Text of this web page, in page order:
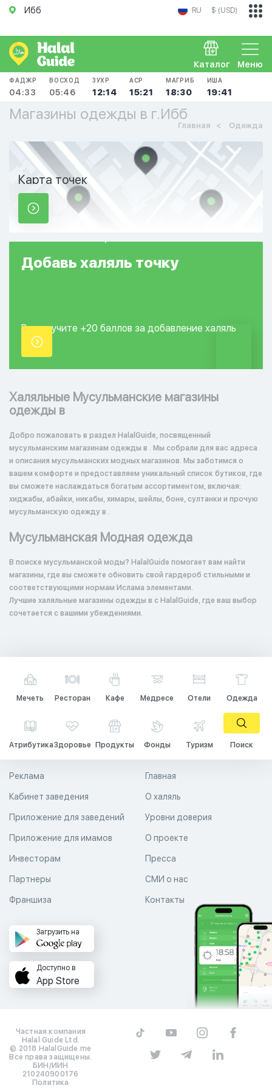
Ибб RU $ (USD)
Меню
Каталог
ФАДЖР
04:33
ВОСХОД
05:46
ЗУХР
12:14
АСР
15:21
МАГРИБ
18:30
ИША
19:41
Магазины одежды в г.Ибб
Главная Одежда
Карта точек
Добавь халяль точку
Вы получите +20 баллов за добавление халяль
точки.
Халяльные Мусульманские магазины
одежды в
Добро пожаловать в раздел HalalGuide, посвященный
мусульманским магазинам одежды в . Мы собрали для вас адреса
и описания мусульманских модных магазинов. Мы заботимся о
вашем комфорте и предоставляем уникальный список бутиков, где
вы сможете наслаждаться богатым ассортиментом, включая:
хиджабы, абайки, никабы, химары, шейлы, боне, султанки и прочую
мусульманскую одежду в .
Мусульманская Модная одежда
В поиске мусульманской моды? HalalGuide помогает вам найти
магазины, где вы сможете обновить свой гардероб стильными и
соответствующими нормам Ислама элементами.
Лучшие халяльные магазины одежды в с HalalGuide, где ваш выбор
сочетается с вашими убеждениями.
Мечеть Ресторан Кафе Медресе Отели Одежда
АтрибутикаЗдоровье Продукты Фонды Туризм Поиск
Главная
О халяль
Уровни доверия
Реклама
Кабинет заведения
Приложение для заведений
Приложение для имамов О проекте
Пресса
СМИ о нас
Контакты
Инвесторам
Партнеры
Франшиза
Загрузить на
Доступно в
App Store
Частная компания
Halal Guide Ltd.
© 2018 HalalGuide.me
Все права защищены.
БИН/ИИН
210240900176
Политика